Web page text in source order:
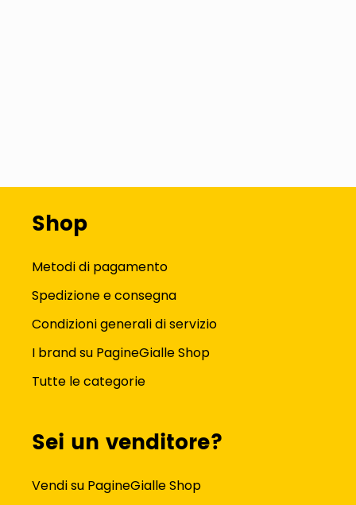
Shop
Metodi di pagamento
Spedizione e consegna
Condizioni generali di servizio
I brand su PagineGialle Shop
Tutte le categorie
Sei un venditore?
Vendi su PagineGialle Shop